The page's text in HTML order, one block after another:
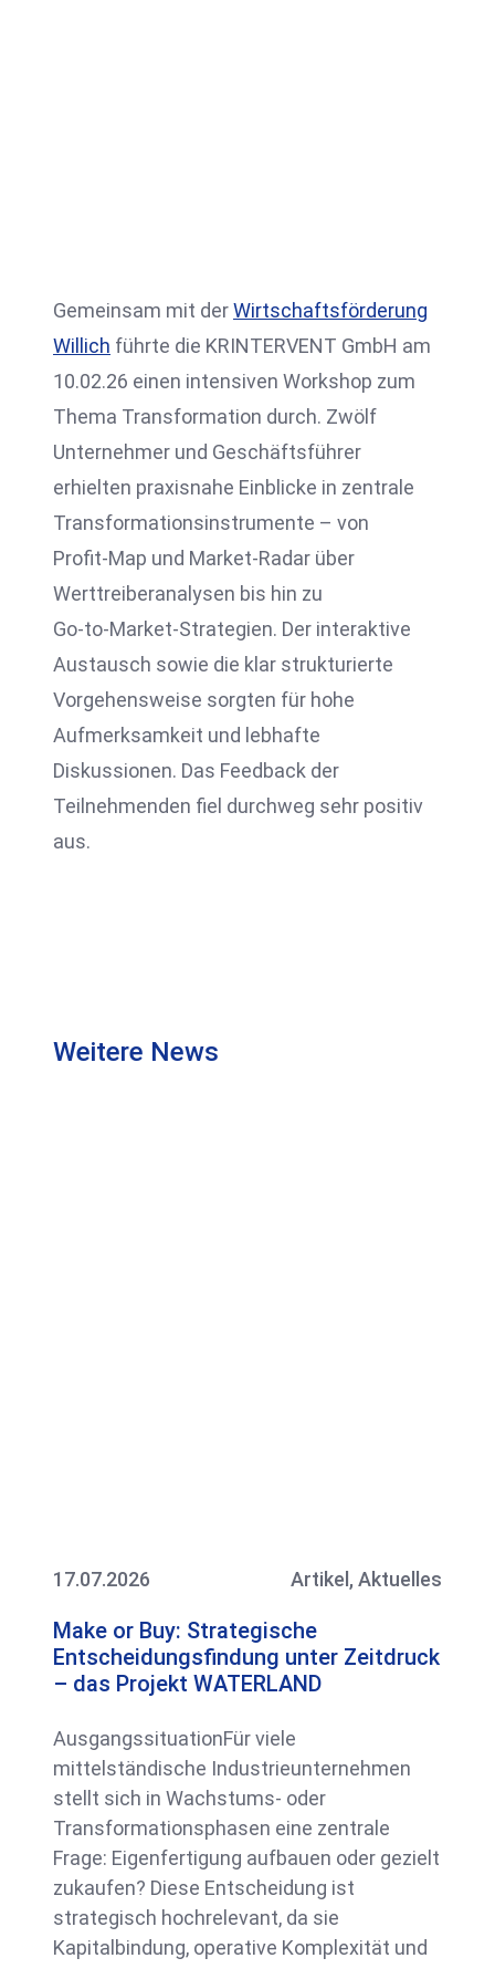
Gemeinsam mit derWirtschaftsförderung
Willich führte die KRINTERVENT GmbH am
10.02.26 einen intensiven Workshop zum
Thema Transformation durch. Zwölf
Unternehmer und Geschäftsführer
erhielten praxisnahe Einblicke in zentrale
Transformationsinstrumente – von
Profit‑Map und Market‑Radar über
Werttreiberanalysen bis hin zu
Go‑to‑Market‑Strategien. Der interaktive
Austausch sowie die klar strukturierte
Vorgehensweise sorgten für hohe
Aufmerksamkeit und lebhafte
Diskussionen. Das Feedback der
Teilnehmenden fiel durchweg sehr positiv
aus.
Weitere News
17.07.2026 Artikel , Aktuelles
Make or Buy: Strategische
Entscheidungsfindung unter Zeitdruck
– das Projekt WATERLAND
AusgangssituationFür viele
mittelständische Industrieunternehmen
stellt sich in Wachstums- oder
Transformationsphasen eine zentrale
Frage: Eigenfertigung aufbauen oder gezielt
zukaufen? Diese Entscheidung ist
strategisch hochrelevant, da sie
Kapitalbindung, operative Komplexität und